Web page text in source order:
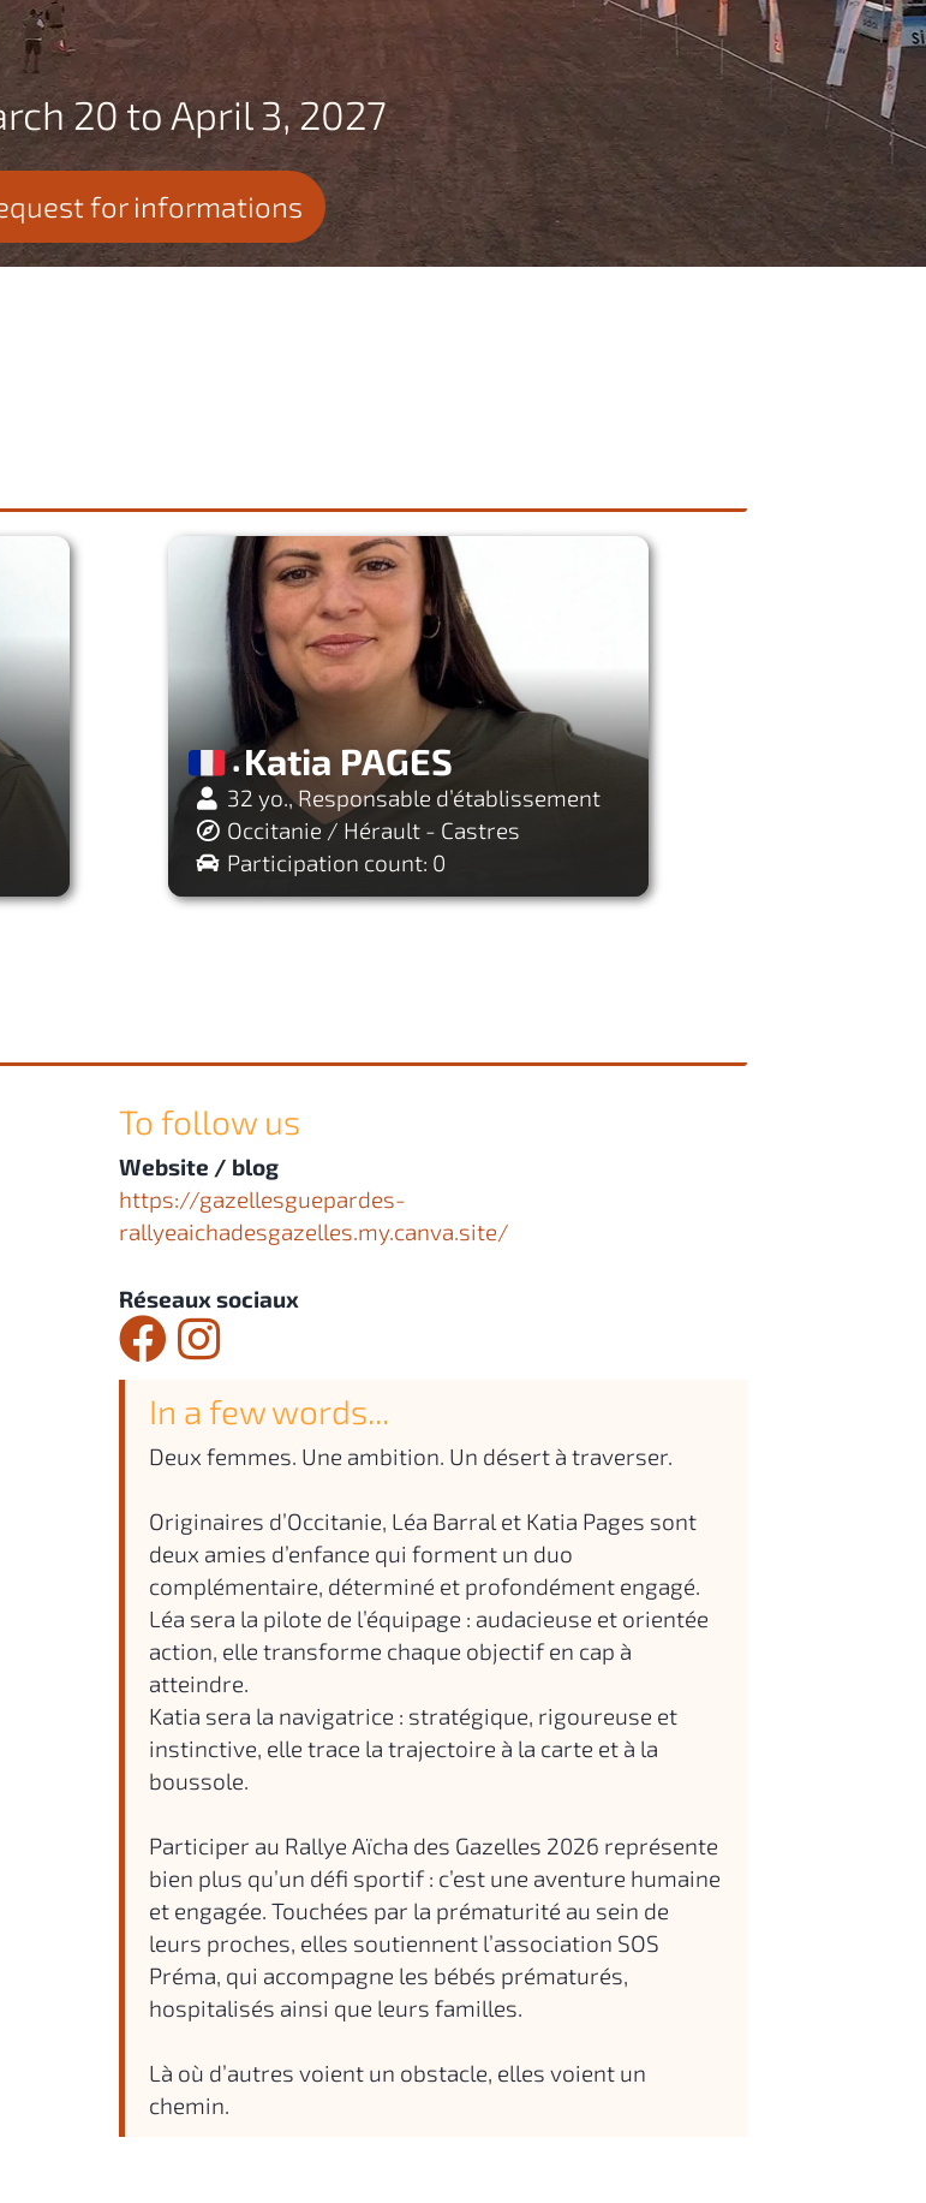
20 to April 3, 2027
for informations
Katia PAGES
32 yo., Responsable d’établissement
Occitanie / Hérault - Castres
Participation count: 0
To follow us
Website / blog
https://gazellesguepardes-
rallyeaichadesgazelles.my.canva.site/
Réseaux sociaux
In a few words...
Deux femmes. Une ambition. Un désert à traverser.
Originaires d’Occitanie, Léa Barral et Katia Pages sont
deux amies d’enfance qui forment un duo
complémentaire, déterminé et profondément engagé.
Léa sera la pilote de l’équipage : audacieuse et orientée
action, elle transforme chaque objectif en cap à
atteindre.
Katia sera la navigatrice : stratégique, rigoureuse et
instinctive, elle trace la trajectoire à la carte et à la
boussole.
Participer au Rallye Aïcha des Gazelles 2026 représente
bien plus qu’un défi sportif : c’est une aventure humaine
et engagée. Touchées par la prématurité au sein de
leurs proches, elles soutiennent l’association SOS
Préma, qui accompagne les bébés prématurés,
hospitalisés ainsi que leurs familles.
Là où d’autres voient un obstacle, elles voient un
chemin.